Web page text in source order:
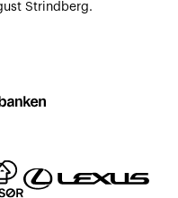
Strindberg.